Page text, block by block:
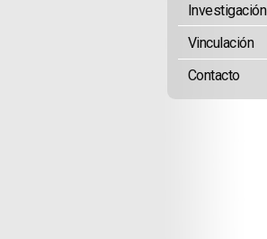
Investigación
Vinculación
Contacto